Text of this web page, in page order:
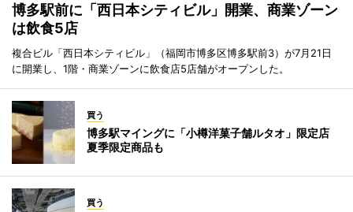
博多駅前に「西日本シティビル」開業、商業ゾーン
は飲食5店
複合ビル「西日本シティビル」（福岡市博多区博多駅前3）が7月21日
に開業し、1階・商業ゾーンに飲食店5店舗がオープンした。
買う
博多駅マイングに「小樽洋菓子舗ルタオ」限定店
夏季限定商品も
買う